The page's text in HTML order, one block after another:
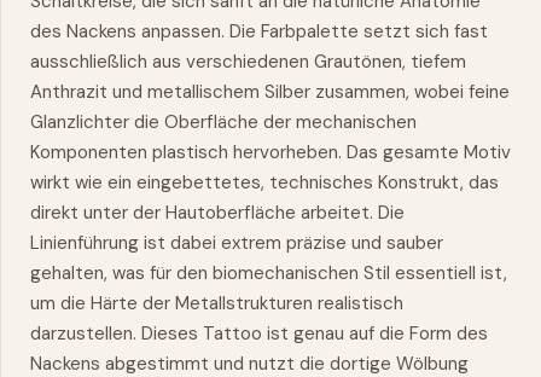
des Nackens anpassen. Die Farbpalette setzt sich fast
ausschließlich aus verschiedenen Grautönen, tiefem
Anthrazit und metallischem Silber zusammen, wobei feine
Glanzlichter die Oberfläche der mechanischen
Komponenten plastisch hervorheben. Das gesamte Motiv
wirkt wie ein eingebettetes, technisches Konstrukt, das
direkt unter der Hautoberfläche arbeitet. Die
Linienführung ist dabei extrem präzise und sauber
gehalten, was für den biomechanischen Stil essentiell ist,
um die Härte der Metallstrukturen realistisch
darzustellen. Dieses Tattoo ist genau auf die Form des
Nackens abgestimmt und nutzt die dortige Wölbung